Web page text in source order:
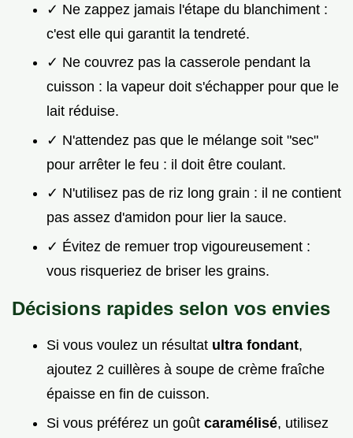
✓ Ne zappez jamais l'étape du blanchiment :
c'est elle qui garantit la tendreté.
✓ Ne couvrez pas la casserole pendant la
cuisson : la vapeur doit s'échapper pour que le
lait réduise.
✓ N'attendez pas que le mélange soit "sec"
pour arrêter le feu : il doit être coulant.
✓ N'utilisez pas de riz long grain : il ne contient
pas assez d'amidon pour lier la sauce.
✓ Évitez de remuer trop vigoureusement :
vous risqueriez de briser les grains.
Décisions rapides selon vos envies
Si vous voulez un résultat ultra fondant,
ajoutez 2 cuillères à soupe de crème fraîche
épaisse en fin de cuisson.
Si vous préférez un goût caramélisé, utilisez